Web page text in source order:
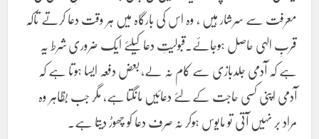
معرفت سے سرشار ہیں ، وہ اس کی بارگاہ میں ہر وقت دعا کرتے تاکہ
قربِ الہی حاصل ہوجائے۔قبولیتِ دعا کیلئے ایک ضروری شرط یہ
ہے کہ آدمی جلدبازی سے کام نہ لے، بعض دفعہ ایسا ہوتا ہے کہ
آدمی اپنی کسی حاجت کے لئے دعائیں مانگتا ہے، مگر جب بظاہر وہ
مراد بر نہیں آتی تو مایوس ہوکر نہ صرف دعا کو چھوڑ دیتا ہے۔